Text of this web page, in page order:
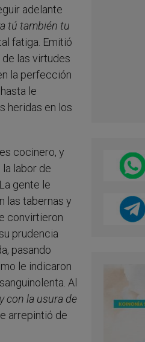
adelante
tú también tu
fatiga. Emitió
las virtudes
la perfección
le
heridas en los
cocinero, y
labor de
gente le
las tabernas y
convirtieron
prudencia
pasando
le indicaron
Al
con la usura de
arrepintió de